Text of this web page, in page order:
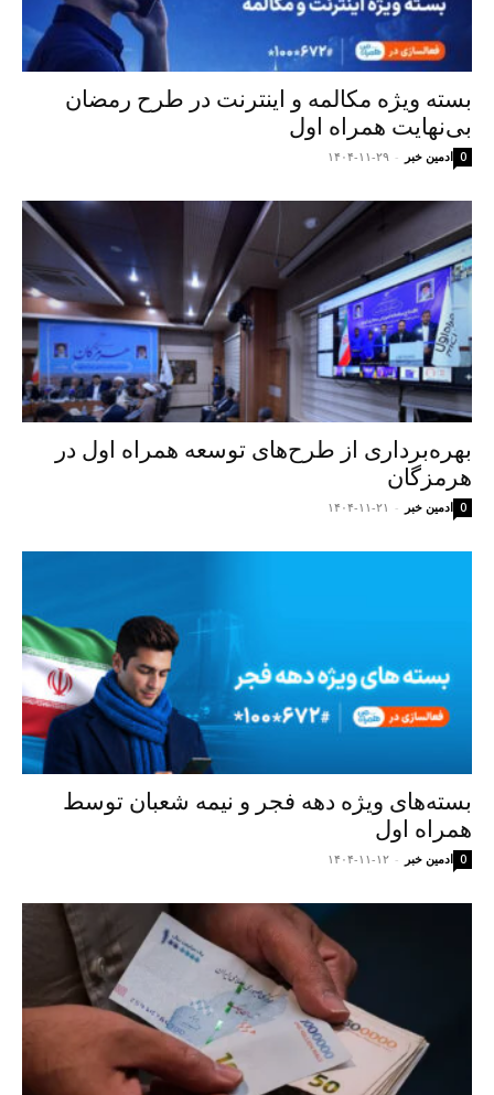
بسته ویژه مکالمه و اینترنت در طرح رمضان
بی‌نهایت همراه اول
ادمین خبر - ۱۴۰۴-۱۱-۲۹ 0
بهره‌برداری از طرح‌های توسعه همراه اول در
هرمزگان
ادمین خبر - ۱۴۰۴-۱۱-۲۱ 0
بسته‌های ویژه دهه فجر و نیمه شعبان توسط
همراه اول
ادمین خبر - ۱۴۰۴-۱۱-۱۲ 0